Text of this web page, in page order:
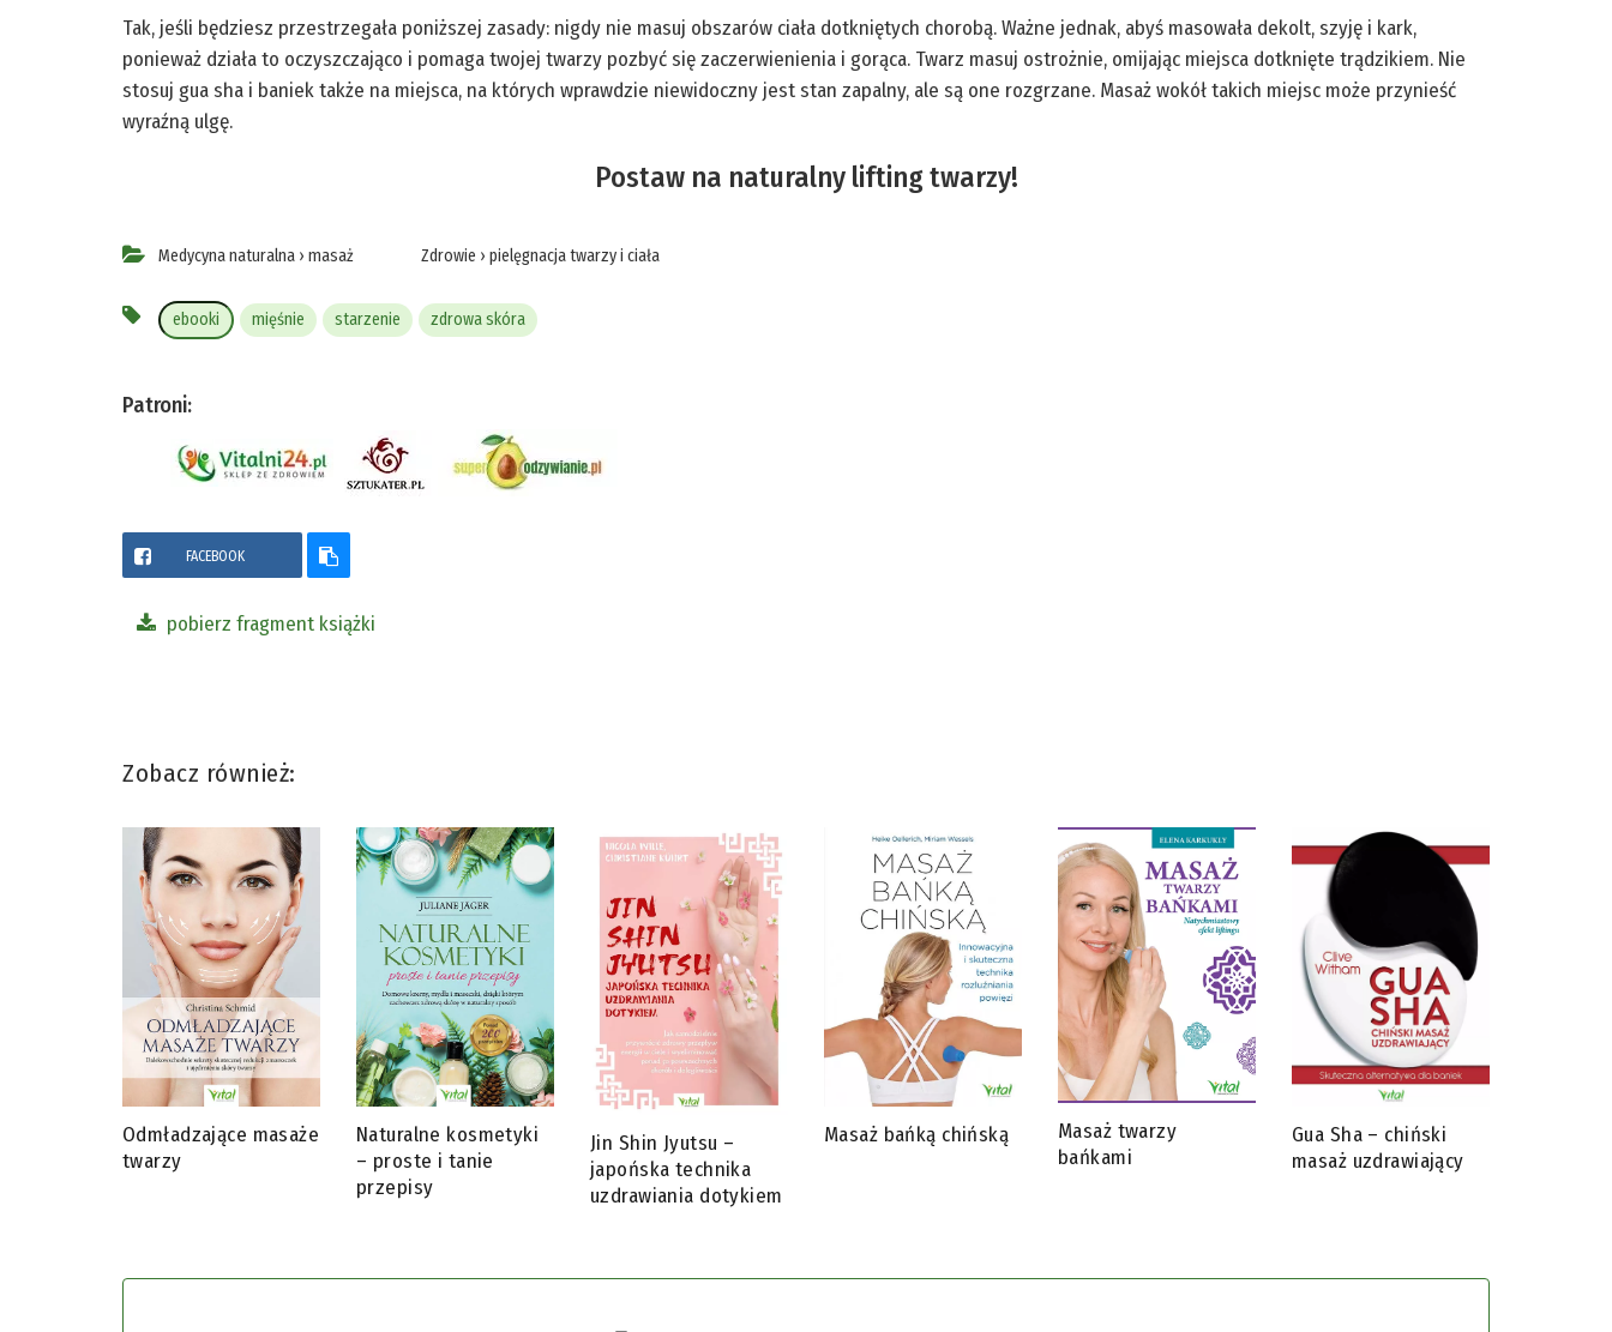
Tak, jeśli będziesz przestrzegała poniższej zasady: nigdy nie masuj obszarów ciała dotkniętych chorobą. Ważne jednak, abyś masowała dekolt, szyję i kark,
ponieważ działa to oczyszczająco i pomaga twojej twarzy pozbyć się zaczerwienienia i gorąca. Twarz masuj ostrożnie, omijając miejsca dotknięte trądzikiem. Nie
stosuj gua sha i baniek także na miejsca, na których wprawdzie niewidoczny jest stan zapalny, ale są one rozgrzane. Masaż wokół takich miejsc może przynieść
wyraźną ulgę.
Postaw na naturalny lifting twarzy!
Medycyna naturalna › masaż Zdrowie › pielęgnacja twarzy i ciała
ebooki mięśnie starzenie zdrowa skóra
Patroni:
FACEBOOK
pobierz fragment książki
Zobacz również:
Odmładzające masaże
twarzy
Naturalne kosmetyki
– proste i tanie
przepisy
Jin Shin Jyutsu –
japońska technika
uzdrawiania dotykiem
Masaż bańką chińską
Masaż twarzy
bańkami
Gua Sha – chiński
masaż uzdrawiający